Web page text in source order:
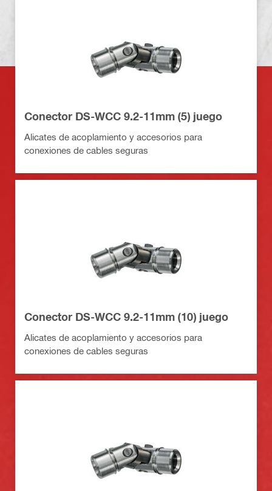
Conector DS-WCC 9.2-11mm (5) juego
Alicates de acoplamiento y accesorios para
conexiones de cables seguras
Conector DS-WCC 9.2-11mm (10) juego
Alicates de acoplamiento y accesorios para
conexiones de cables seguras